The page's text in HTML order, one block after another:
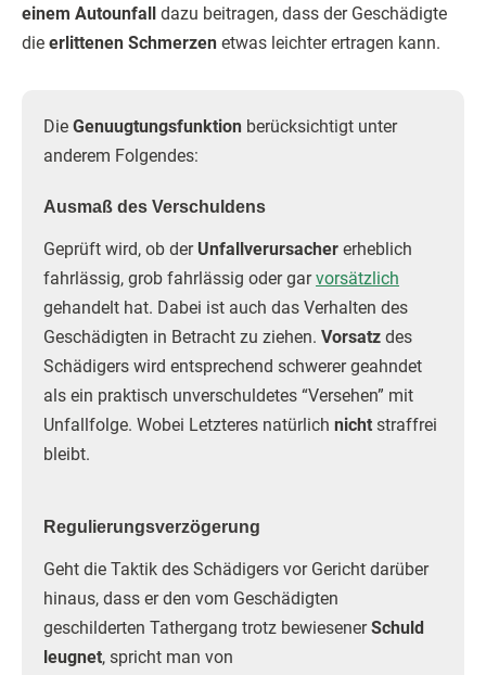
einem Autounfall
dazu beitragen, dass der Geschädigte
die erlittenen Schmerzen etwas leichter ertragen kann.
Die Genuugtungsfunktion berücksichtigt unter
anderem Folgendes:
Ausmaß des Verschuldens
Geprüft wird, ob der Unfallverursacher erheblich
fahrlässig, grob fahrlässig oder garvorsätzlich
gehandelt hat. Dabei ist auch das Verhalten des
Geschädigten in Betracht zu ziehen. Vorsatz des
Schädigers wird entsprechend schwerer geahndet
als ein praktisch unverschuldetes “Versehen” mit
Unfallfolge. Wobei Letzteres natürlich nicht straffrei
bleibt.
Regulierungsverzögerung
Geht die Taktik des Schädigers vor Gericht darüber
hinaus, dass er den vom Geschädigten
geschilderten Tathergang trotz bewiesenerSchuld
leugnet, spricht man von